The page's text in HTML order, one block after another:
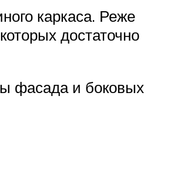
каркаса. Реже
достаточно
фасада и боковых